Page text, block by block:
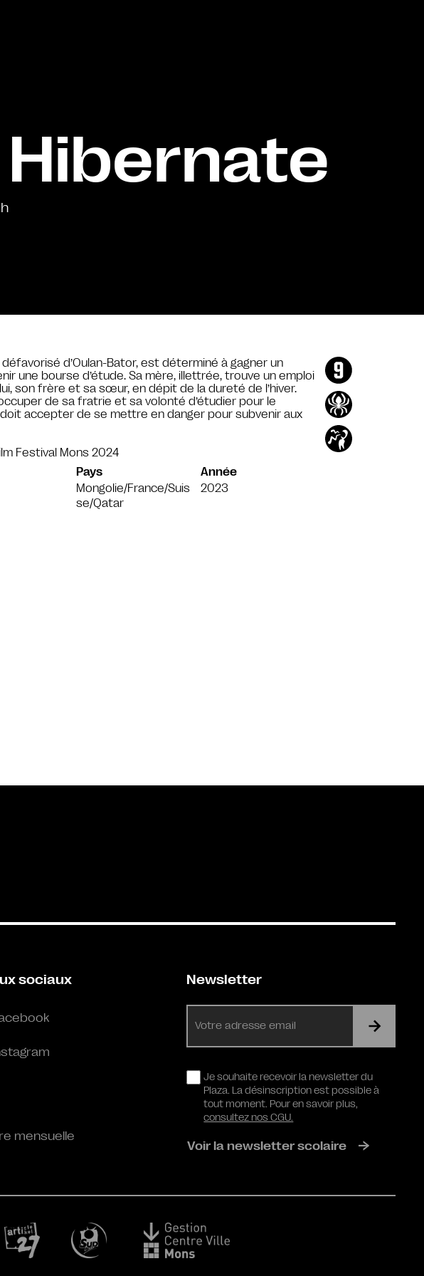
Hibernate
d’Oulan-Bator, est déterminé à gagner un
une bourse d’étude. Sa mère, illettrée, trouve un emploi
son frère et sa sœur, en dépit de la dureté de l’hiver.
de sa fratrie et sa volonté d’étudier pour le
doit accepter de se mettre en danger pour subvenir aux
Festival Mons 2024
Pays
Mongolie/France/Suis
se/Qatar
Année
2023
sociaux
mensuelle
Newsletter
mail
RGPDJe souhaite recevoir la newsletter du
Plaza. La désinscription est possible à
tout moment. Pour en savoir plus,
consultez nos CGU.
Voir la newsletter scolaire